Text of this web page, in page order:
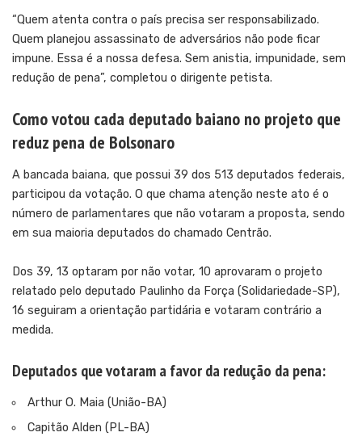
“Quem atenta contra o país precisa ser responsabilizado.
Quem planejou assassinato de adversários não pode ficar
impune. Essa é a nossa defesa. Sem anistia, impunidade, sem
redução de pena”, completou o dirigente petista.
Como votou cada deputado baiano no projeto que
reduz pena de Bolsonaro
A bancada baiana, que possui 39 dos 513 deputados federais,
participou da votação. O que chama atenção neste ato é o
número de parlamentares que não votaram a proposta, sendo
em sua maioria deputados do chamado Centrão.
Dos 39, 13 optaram por não votar, 10 aprovaram o projeto
relatado pelo deputado Paulinho da Força (Solidariedade-SP),
16 seguiram a orientação partidária e votaram contrário a
medida.
Deputados que votaram a favor da redução da pena:
Arthur O. Maia (União-BA)
Capitão Alden (PL-BA)